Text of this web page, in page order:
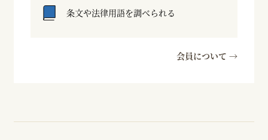
条文や法律用語を調べられる
会員について →